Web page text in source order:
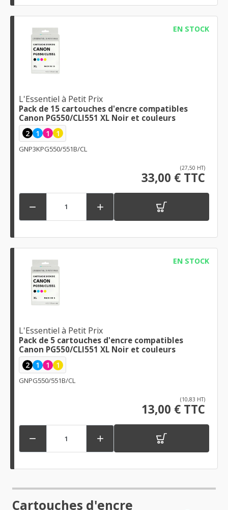
EN STOCK
L'Essentiel à Petit Prix
Pack de 15 cartouches d'encre compatibles
Canon PG550/CLI551 XL Noir et couleurs
2 1 1 1
GNP3KPG550/551B/CL
(27,50 HT)
33,00 € TTC
 
EN STOCK
L'Essentiel à Petit Prix
Pack de 5 cartouches d'encre compatibles
Canon PG550/CLI551 XL Noir et couleurs
2 1 1 1
GNPG550/551B/CL
(10,83 HT)
13,00 € TTC
 
Cartouches d'encre